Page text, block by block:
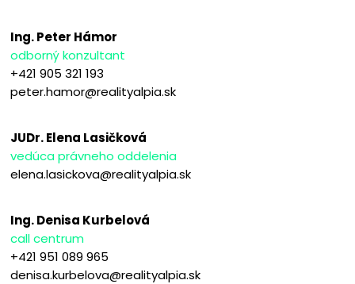
Ing. Peter Hámor
odborný konzultant
+421 905 321 193
peter.hamor@realityalpia.sk
JUDr. Elena Lasičková
vedúca právneho oddelenia
elena.lasickova@realityalpia.sk
Ing. Denisa Kurbelová
call centrum
+421 951 089 965
denisa.kurbelova@realityalpia.sk